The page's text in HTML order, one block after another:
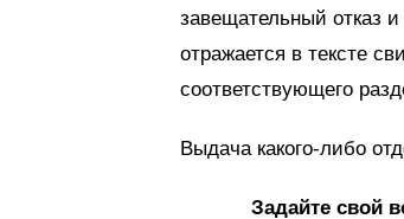
завещательный отказ
отражается в тексте
соответствующего
Выдача какого-либо
Задайте свой